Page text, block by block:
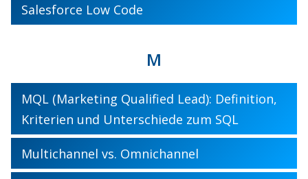
Salesforce Low Code
M
MQL (Marketing Qualified Lead): Definition,
Kriterien und Unterschiede zum SQL
Multichannel vs. Omnichannel